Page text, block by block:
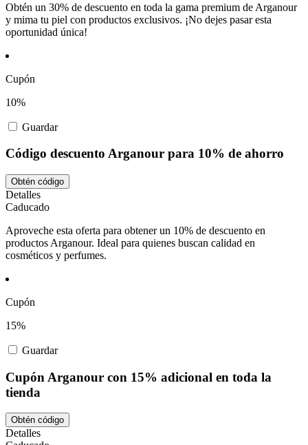
Obtén un 30% de descuento en toda la gama premium de Arganour
y mima tu piel con productos exclusivos. ¡No dejes pasar esta
oportunidad única!
Cupón
10%
Guardar
Código descuento Arganour para 10% de ahorro
Obtén código
Detalles
Caducado
Aproveche esta oferta para obtener un 10% de descuento en
productos Arganour. Ideal para quienes buscan calidad en
cosméticos y perfumes.
Cupón
15%
Guardar
Cupón Arganour con 15% adicional en toda la
tienda
Obtén código
Detalles